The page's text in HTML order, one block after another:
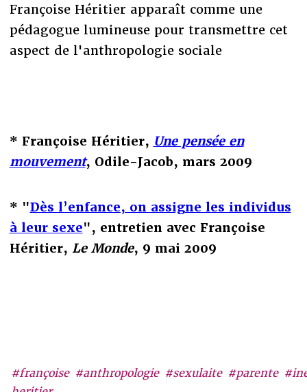
#françoise #anthropologie #sexulaite #parente
Françoise Héritier apparaît comme une
pédagogue lumineuse pour transmettre cet
aspect de l'anthropologie sociale
* Françoise Héritier, Une pensée en
mouvement, Odile-Jacob, mars 2009
* "Dès l’enfance, on assigne les individus
à leur sexe", entretien avec Françoise
Héritier, Le Monde, 9 mai 2009